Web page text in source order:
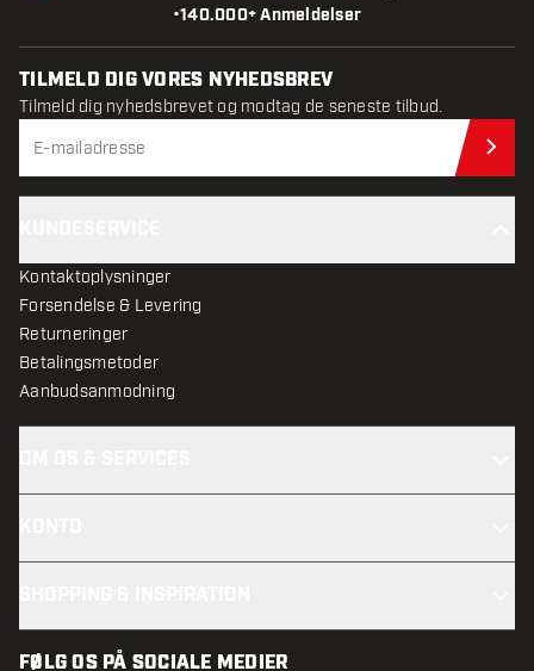
•140.000+ Anmeldelser
TILMELD DIG VORES NYHEDSBREV
Tilmeld dig nyhedsbrevet og modtag de seneste tilbud.
Kontaktoplysninger
Forsendelse & Levering
Returneringer
Betalingsmetoder
Aanbudsanmodning
FØLG OS PÅ SOCIALE MEDIER